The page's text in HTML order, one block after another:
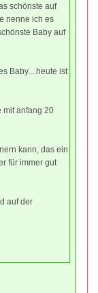
schönste auf
nenne ich es
Baby auf
Baby....heute ist
mit anfang 20
kann, das ein
für immer gut
auf der